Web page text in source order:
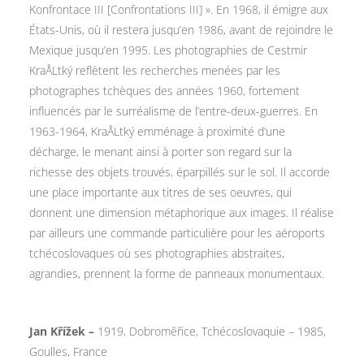
Konfrontace III [Confrontations III] ». En 1968, il émigre aux
États-Unis, où il restera jusqu’en 1986, avant de rejoindre le
Mexique jusqu’en 1995. Les photographies de Cestmir
KraÅLtký reflètent les recherches menées par les
photographes tchèques des années 1960, fortement
influencés par le surréalisme de l’entre-deux-guerres. En
1963-1964, KraÅLtký emménage à proximité d’une
décharge, le menant ainsi à porter son regard sur la
richesse des objets trouvés, éparpillés sur le sol. Il accorde
une place importante aux titres de ses oeuvres, qui
donnent une dimension métaphorique aux images. Il réalise
par ailleurs une commande particulière pour les aéroports
tchécoslovaques où ses photographies abstraites,
agrandies, prennent la forme de panneaux monumentaux.
Jan Křížek – 1919, Dobroměřice, Tchécoslovaquie – 1985,
Goulles, France